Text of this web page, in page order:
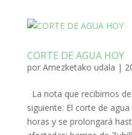
CORTE DE AGUA HOY
por Amezketako udala |
La nota que recibimos
siguiente: El corte de
horas y se prolongará